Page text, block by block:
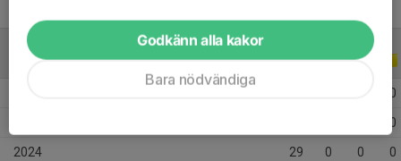
ALLA SERIER ALLA ÅR
0
0
2024 29 0 0 0
Godkänn alla kakor
Bara nödvändiga